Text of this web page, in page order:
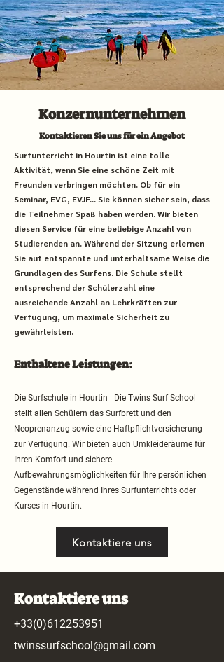
Konzernunternehmen
Kontaktieren Sie uns für ein Angebot
Surfunterricht in Hourtin ist eine tolle
Aktivität, wenn Sie eine schöne Zeit mit
Freunden verbringen möchten. Ob für ein
Seminar, EVG, EVJF... Sie können sicher sein, dass
die Teilnehmer Spaß haben werden. Wir bieten
diesen Service für eine beliebige Anzahl von
Studierenden an. Während der Sitzung erlernen
Sie auf entspannte und unterhaltsame Weise die
Grundlagen des Surfens. Die Schule stellt
entsprechend der Schülerzahl eine
ausreichende Anzahl an Lehrkräften zur
Verfügung, um maximale Sicherheit zu
gewährleisten.
Enthaltene Leistungen:
Die Surfschule in Hourtin | Die Twins Surf School
stellt allen Schülern das Surfbrett und den
Neoprenanzug sowie eine Haftpflichtversicherung
zur Verfügung. Wir bieten auch Umkleideräume für
Ihren Komfort und sichere
Aufbewahrungsmöglichkeiten für Ihre persönlichen
Gegenstände während Ihres Surfunterrichts oder
Kurses in Hourtin.
Kontaktiere uns
Kontaktiere uns
+33(0)612253951
twinssurfschool@gmail.com